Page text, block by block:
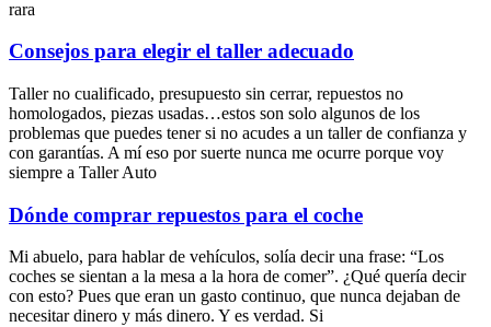
rara
Consejos para elegir el taller adecuado
Taller no cualificado, presupuesto sin cerrar, repuestos no
homologados, piezas usadas…estos son solo algunos de los
problemas que puedes tener si no acudes a un taller de confianza y
con garantías. A mí eso por suerte nunca me ocurre porque voy
siempre a Taller Auto
Dónde comprar repuestos para el coche
Mi abuelo, para hablar de vehículos, solía decir una frase: “Los
coches se sientan a la mesa a la hora de comer”. ¿Qué quería decir
con esto? Pues que eran un gasto continuo, que nunca dejaban de
necesitar dinero y más dinero. Y es verdad. Si